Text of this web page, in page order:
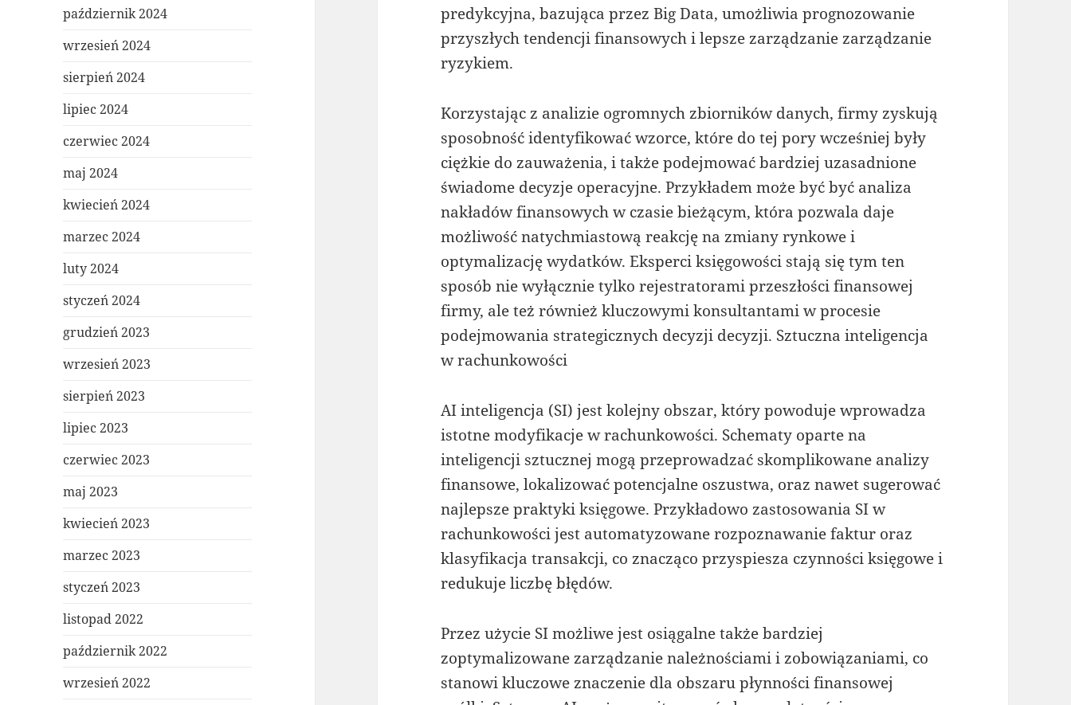
październik 2024
wrzesień 2024
sierpień 2024
lipiec 2024
czerwiec 2024
maj 2024
kwiecień 2024
marzec 2024
luty 2024
styczeń 2024
grudzień 2023
wrzesień 2023
sierpień 2023
lipiec 2023
czerwiec 2023
maj 2023
kwiecień 2023
marzec 2023
styczeń 2023
listopad 2022
październik 2022
wrzesień 2022
predykcyjna, bazująca przez Big Data, umożliwia prognozowanie
przyszłych tendencji finansowych i lepsze zarządzanie zarządzanie
ryzykiem.
Korzystając z analizie ogromnych zbiorników danych, firmy zyskują
sposobność identyfikować wzorce, które do tej pory wcześniej były
ciężkie do zauważenia, i także podejmować bardziej uzasadnione
świadome decyzje operacyjne. Przykładem może być być analiza
nakładów finansowych w czasie bieżącym, która pozwala daje
możliwość natychmiastową reakcję na zmiany rynkowe i
optymalizację wydatków. Eksperci księgowości stają się tym ten
sposób nie wyłącznie tylko rejestratorami przeszłości finansowej
firmy, ale też również kluczowymi konsultantami w procesie
podejmowania strategicznych decyzji decyzji. Sztuczna inteligencja
w rachunkowości
AI inteligencja (SI) jest kolejny obszar, który powoduje wprowadza
istotne modyfikacje w rachunkowości. Schematy oparte na
inteligencji sztucznej mogą przeprowadzać skomplikowane analizy
finansowe, lokalizować potencjalne oszustwa, oraz nawet sugerować
najlepsze praktyki księgowe. Przykładowo zastosowania SI w
rachunkowości jest automatyzowane rozpoznawanie faktur oraz
klasyfikacja transakcji, co znacząco przyspiesza czynności księgowe i
redukuje liczbę błędów.
Przez użycie SI możliwe jest osiągalne także bardziej
zoptymalizowane zarządzanie należnościami i zobowiązaniami, co
stanowi kluczowe znaczenie dla obszaru płynności finansowej